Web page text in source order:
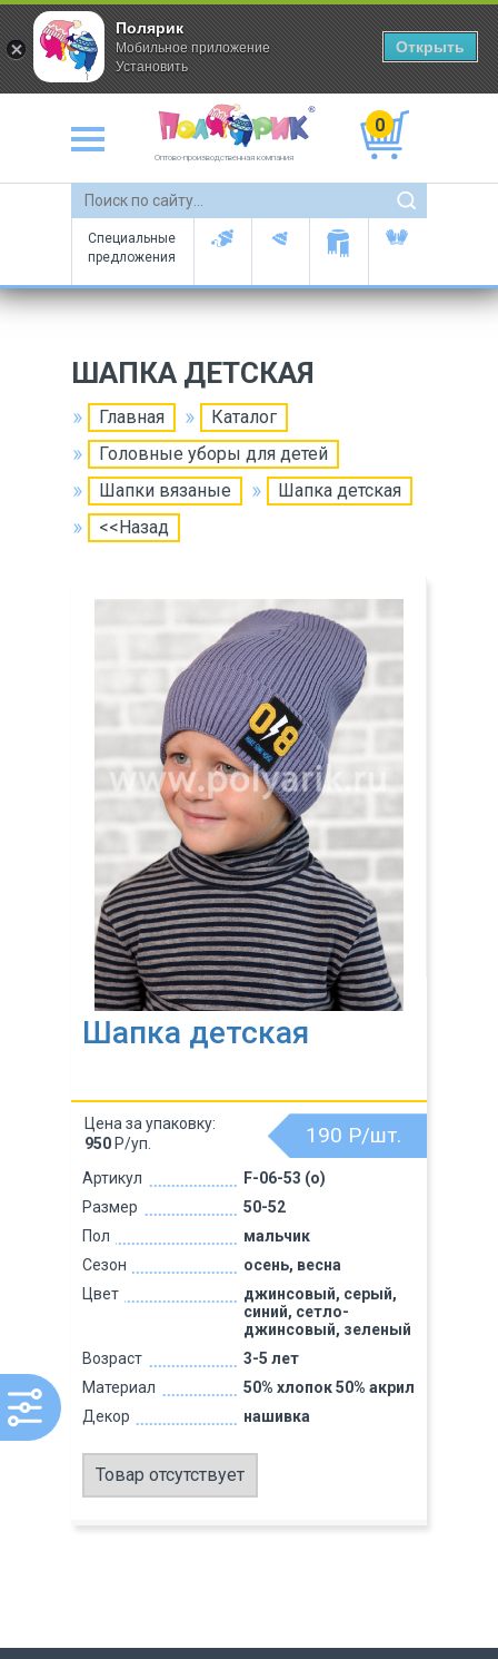
Оптово-производственная компания
0
Специальные
предложения
ШАПКА ДЕТСКАЯ
Главная
Каталог
Головные уборы для детей
Шапки вязаные
Шапка детская
<<Назад
Шапка детская
Артикул
F-06-53 (о)
Размер
50-52
Пол
мальчик
Сезон
осень, весна
Цвет
джинсовый, серый,
синий, сетло-
джинсовый, зеленый
Возраст
3-5 лет
Материал
50% хлопок 50% акрил
Декор
нашивка
190 Р/шт.
Цена за упаковку:
950 Р/уп.
Товар отсутствует
Полярик
Мобильное приложение
Установить
Открыть